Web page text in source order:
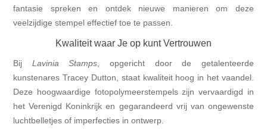
fantasie spreken en ontdek nieuwe manieren om deze
veelzijdige stempel effectief toe te passen.
Kwaliteit waar Je op kunt Vertrouwen
Bij Lavinia Stamps, opgericht door de getalenteerde
kunstenares Tracey Dutton, staat kwaliteit hoog in het vaandel.
Deze hoogwaardige fotopolymeerstempels zijn vervaardigd in
het Verenigd Koninkrijk en gegarandeerd vrij van ongewenste
luchtbelletjes of imperfecties in ontwerp.